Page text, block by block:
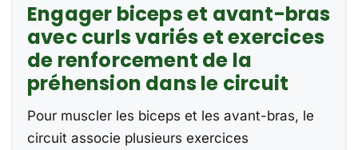
Engager biceps et avant-bras
avec curls variés et exercices
de renforcement de la
préhension dans le circuit
Pour muscler les biceps et les avant-bras, le
circuit associe plusieurs exercices